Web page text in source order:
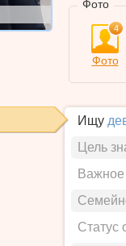
Фото
4
Фото
Ищу
Цель
Важное
Статус